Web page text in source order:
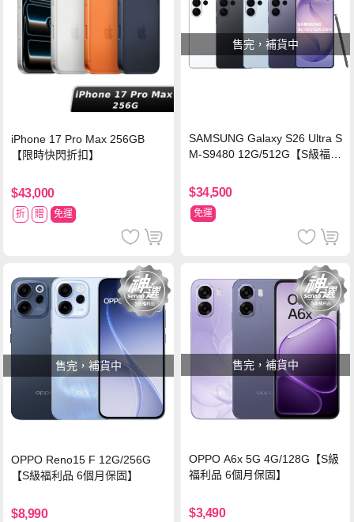
iPhone 17 Pro Max 256GB
【限時快閃折扣】
$43,000
折 贈 免運
售完，補貨中
SAMSUNG Galaxy S26 Ultra S
M-S9480 12G/512G【S級福利
$34,500
免運
售完，補貨中
OPPO Reno15 F 12G/256G
【S級福利品 6個月保固】
$8,990
售完，補貨中
OPPO A6x 5G 4G/128G【S級
福利品 6個月保固】
$3,490